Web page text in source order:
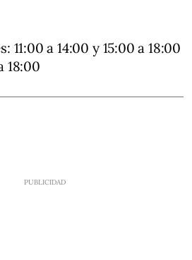
11:00 a 14:00 y 15:00 a 18:00
18:00